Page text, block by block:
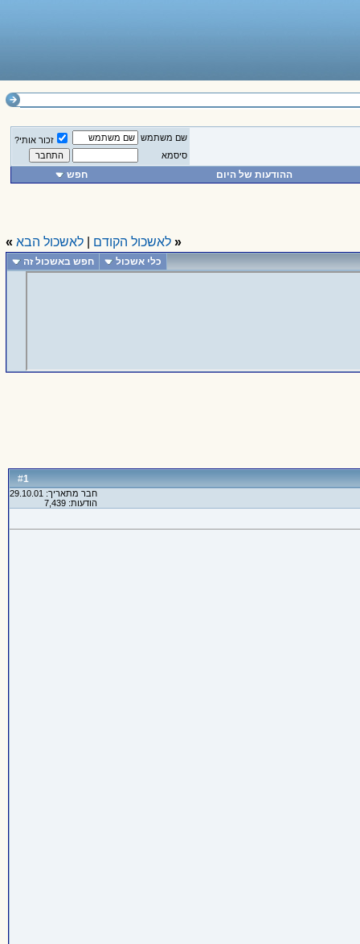
שם משתמש
זכור אותי?
סיסמא
ההודעות של היום חפש
« לאשכול הקודם לאשכול הבא »
כלי אשכול חפש באשכול זה
#
1
חבר מתאריך: 29.10.01
הודעות: 7,439